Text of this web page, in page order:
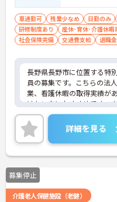
車通勤可 残業少なめ 日勤のみ
研修制度あり
産休･育休･介護休暇
社会保険完備
交通費支給 退職
長野県長野市に位置する特
員の募集です。こちらの法
業、看護休暇の取得実績が
けたい方におすすめです。
をはじめ、おもてなし研修
クや、海外にておもてなし
意欲のある方にもおすすめ
は面接のポイントをお伝え
い合わせください。
詳細を見る
募集停止
介護老人保健施設（老健）